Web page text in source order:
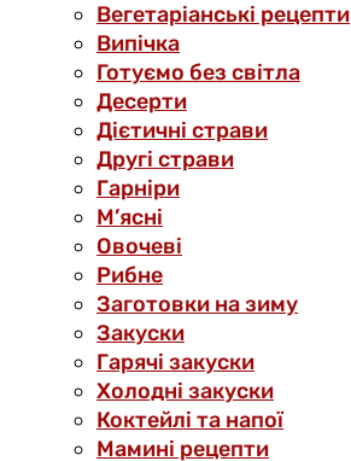
Вегетаріанські рецепти
Випічка
Готуємо без світла
Десерти
Дієтичні страви
Другі страви
Гарніри
М’ясні
Овочеві
Рибне
Заготовки на зиму
Закуски
Гарячі закуски
Холодні закуски
Коктейлі та напої
Мамині рецепти